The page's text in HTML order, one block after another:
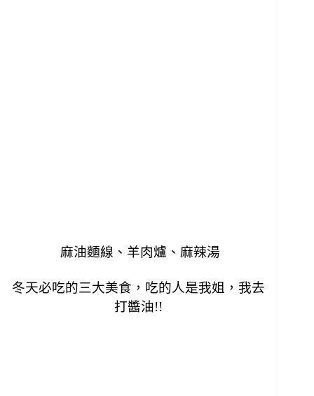
麻油麵線、羊肉爐、麻辣湯
冬天必吃的三大美食，吃的人是我姐，我去
打醬油!!